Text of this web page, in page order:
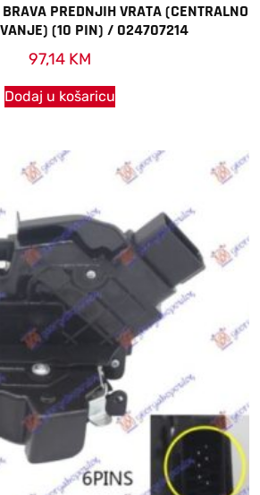
PREDNJIH VRATA (CENTRALNO
(10 PIN) / 024707214
97,14 KM
Dodaj u košaricu